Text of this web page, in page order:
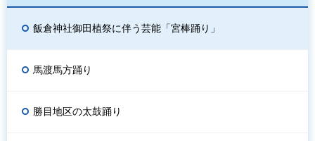
飯倉神社御田植祭に伴う芸能「宮棒踊り」
馬渡馬方踊り
勝目地区の太鼓踊り